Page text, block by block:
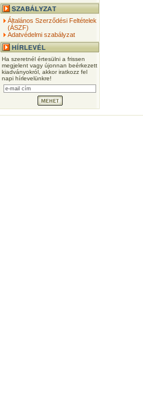
Általános Szerződési Feltételek
(ÁSZF)
Adatvédelmi szabályzat
Ha szeretnél értesülni a frissen
megjelent vagy újonnan beérkezett
kiadványokról, akkor iratkozz fel
napi hírlevelünkre!